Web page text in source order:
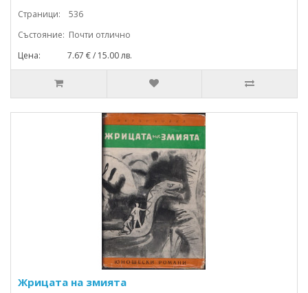
Страници: 536
Състояние: Почти отлично
Цена: 7.67 € / 15.00 лв.
Жрицата на змията